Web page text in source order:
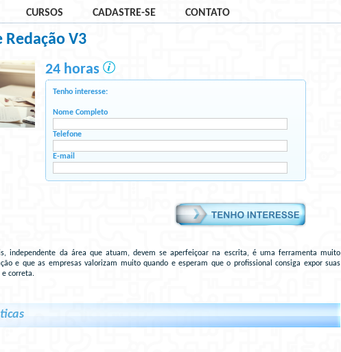
CURSOS CADASTRE-SE CONTATO
Redação V3
24 horas
Tenho interesse:
Nome Completo
Telefone
E-mail
independente da área que atuam, devem se aperfeiçoar na escrita, é uma ferramenta muito
e que as empresas valorizam muito quando e esperam que o profissional consiga expor suas
e correta.